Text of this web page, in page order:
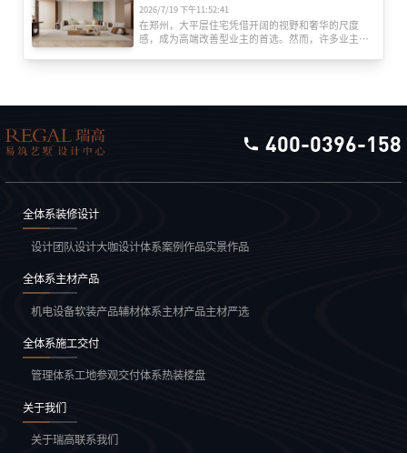
2026/7/19 下午11:52:41
在郑州，大平层住宅凭借开阔的视野和奢华的尺度
感，成为高端改善型业主的首选。然而，许多业主在
400-0396-158
全体系装修设计
设计团队设计大咖设计体系案例作品实景作品
全体系主材产品
机电设备软装产品辅材体系主材产品主材严选
全体系施工交付
管理体系工地参观交付体系热装楼盘
关于我们
关于瑞高联系我们